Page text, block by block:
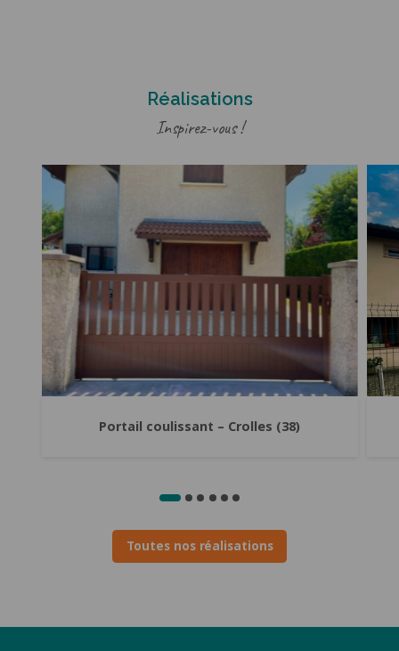
Réalisations
Inspirez-vous !
Portail coulissant – Crolles (38)
Toutes nos réalisations